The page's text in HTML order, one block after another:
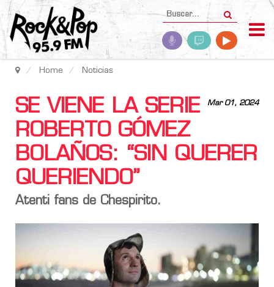
Home Noticias
Mar 01, 2024
SE VIENE LA SERIE
ROBERTO GÓMEZ
BOLAÑOS: “SIN QUERER
QUERIENDO”
Atenti fans de Chespirito.